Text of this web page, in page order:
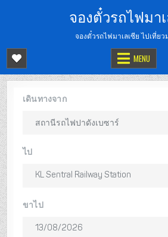
จองตั๋วรถไฟมา
จองตั๋วรถไฟมาเลเซีย ไปเที่ยว
MENU